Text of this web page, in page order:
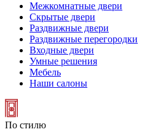
Межкомнатные двери
Скрытые двери
Раздвижные двери
Раздвижные перегородки
Входные двери
Умные решения
Мебель
Наши салоны
По стилю